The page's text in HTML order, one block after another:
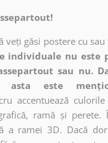
veți găsi postere cu
individuale nu este
sau nu.
asta este
accentuează
ramă și perete.
a ramei 3D. Dacă